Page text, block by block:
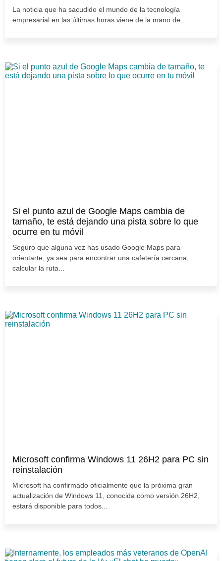
La noticia que ha sacudido el mundo de la tecnología
empresarial en las últimas horas viene de la mano de...
Si el punto azul de Google Maps cambia de
tamaño, te está dejando una pista sobre lo que
ocurre en tu móvil
Seguro que alguna vez has usado Google Maps para
orientarte, ya sea para encontrar una cafetería cercana,
calcular la ruta...
Microsoft confirma Windows 11 26H2 para PC sin
reinstalación
Microsoft ha confirmado oficialmente que la próxima gran
actualización de Windows 11, conocida como versión 26H2,
estará disponible para todos...